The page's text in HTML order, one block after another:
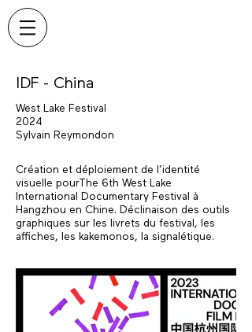
IDF - China
West Lake Festival
2024
Sylvain Reymondon
Création et déploiement de l’identité
visuelle pourThe 6th West Lake
International Documentary Festival à
Hangzhou en Chine. Déclinaison des outils
graphiques sur les livrets du festival, les
affiches, les kakemonos, la signalétique.